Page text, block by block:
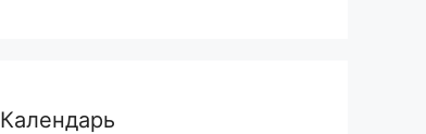
Календарь